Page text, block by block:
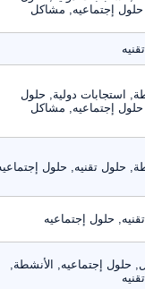
إجتماعيه, مشاكل
استجابات دولية, حلول
إجتماعيه, مشاكل
حلول تقنيه, حلول إجتماعيه
حلول إجتماعيه
إجتماعيه, الأنشطة,